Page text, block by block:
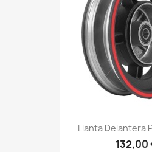
Llanta Delantera
132,00